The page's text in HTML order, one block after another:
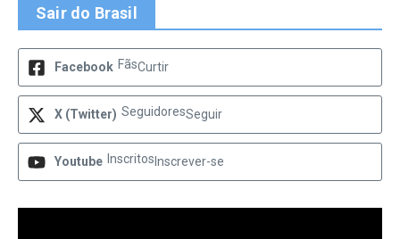
Sair do Brasil
Facebook FãsCurtir
X (Twitter) SeguidoresSeguir
Youtube Inscritos Inscrever-se